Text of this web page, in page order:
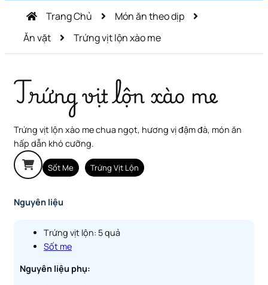
Trang Chủ
Món ăn theo dịp
Ăn vặt
Trứng vịt lộn xào me
Trứng vịt lộn xào me
Trứng vịt lộn xào me chua ngọt, hương vị đậm đà, món ăn
hấp dẫn khó cưỡng.
Sốt Me Trứng Vịt Lộn
Nguyên liệu
Trứng vịt lộn: 5 quả
Sốt me
Nguyên liệu phụ: